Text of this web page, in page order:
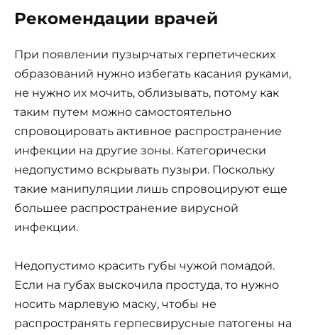
Рекомендации врачей
При появлении пузырчатых герпетических
образований нужно избегать касания руками,
не нужно их мочить, облизывать, потому как
таким путем можно самостоятельно
спровоцировать активное распространение
инфекции на другие зоны. Категорически
недопустимо вскрывать пузыри. Поскольку
такие манипуляции лишь спровоцируют еще
большее распространение вирусной
инфекции.
Недопустимо красить губы чужой помадой.
Если на губах выскочила простуда, то нужно
носить марлевую маску, чтобы не
распространять герпесвирусные патогены на